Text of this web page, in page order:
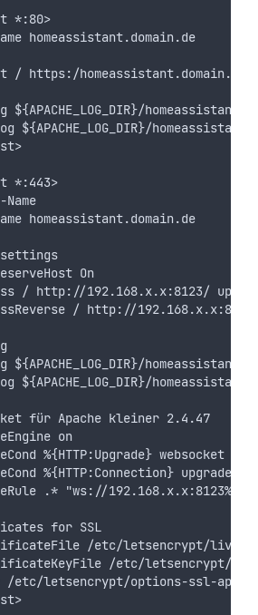
*:80>
homeassistant.domain.de
/ https:/homeassistant.domain.de
${APACHE_LOG_DIR}/homeassistant-
${APACHE_LOG_DIR}/
*:443>
Name
homeassistant.domain.de
On
/ http://192.168.x.x:8123/
/ http://
${APACHE_LOG_DIR}/homeassistant-
${APACHE_LOG_DIR}/
für Apache kleiner 2.4.47
on
%{HTTP:Upgrade} websocket
%{HTTP:Connection} upgrade
.* "ws://
for SSL
/etc/letsencrypt/live/
/etc/letsencrypt/
/etc/letsencrypt/options-ssl-